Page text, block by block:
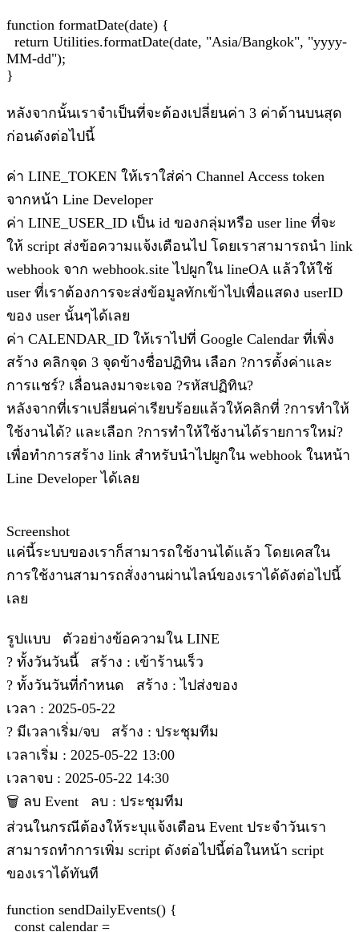
function formatDate(date) {
return Utilities.formatDate(date, "Asia/Bangkok", "yyyy-
MM-dd");
}
หลังจากนั้นเราจำเป็นที่จะต้องเปลี่ยนค่า 3 ค่าด้านบนสุด
ก่อนดังต่อไปนี้
ค่า LINE_TOKEN ให้เราใส่ค่า Channel Access token
จากหน้า Line Developer
ค่า LINE_USER_ID เป็น id ของกลุ่มหรือ user line ที่จะ
ให้ script ส่งข้อความแจ้งเตือนไป โดยเราสามารถนำ link
webhook จาก webhook.site ไปผูกใน lineOA แล้วให้ใช้
user ที่เราต้องการจะส่งข้อมูลทักเข้าไปเพื่อแสดง userID
ของ user นั้นๆได้เลย
ค่า CALENDAR_ID ให้เราไปที่ Google Calendar ที่เพิ่ง
สร้าง คลิกจุด 3 จุดข้างชื่อปฏิทิน เลือก ?การตั้งค่าและ
การแชร์? เลื่อนลงมาจะเจอ ?รหัสปฏิทิน?
หลังจากที่เราเปลี่ยนค่าเรียบร้อยแล้วให้คลิกที่ ?การทำให้
ใช้งานได้? และเลือก ?การทำให้ใช้งานได้รายการใหม่?
เพื่อทำการสร้าง link สำหรับนำไปผูกใน webhook ในหน้า
Line Developer ได้เลย
Screenshot
แค่นี้ระบบของเราก็สามารถใช้งานได้แล้ว โดยเคสใน
การใช้งานสามารถสั่งงานผ่านไลน์ของเราได้ดังต่อไปนี้
เลย
รูปแบบ ตัวอย่างข้อความใน LINE
? ทั้งวันวันนี้ สร้าง : เข้าร้านเร็ว
? ทั้งวันวันที่กำหนด สร้าง : ไปส่งของ
เวลา : 2025-05-22
? มีเวลาเริ่ม/จบ สร้าง : ประชุมทีม
เวลาเริ่ม : 2025-05-22 13:00
เวลาจบ : 2025-05-22 14:30
🗑 ลบ Event ลบ : ประชุมทีม
ส่วนในกรณีต้องให้ระบุแจ้งเตือน Event ประจำวันเรา
สามารถทำการเพิ่ม script ดังต่อไปนี้ต่อในหน้า script
ของเราได้ทันที
function sendDailyEvents() {
const calendar =